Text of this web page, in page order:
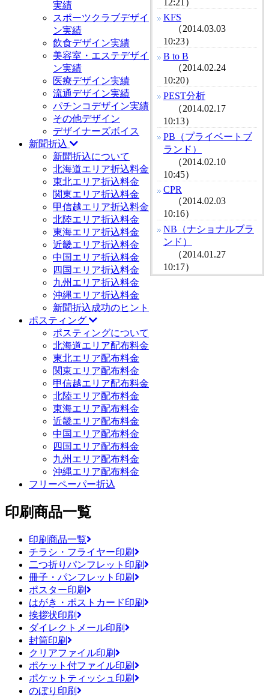
KFS
（2014.03.03
10:23）
B to B
（2014.02.24
10:20）
PEST分析
（2014.02.17
10:13）
PB（プライベートブ
ランド）
（2014.02.10
10:45）
CPR
（2014.02.03
10:16）
NB（ナショナルブラ
ンド）
（2014.01.27
10:17）
実績
スポーツクラブデザイ
ン実績
飲食デザイン実績
美容室・エステデザイ
ン実績
医療デザイン実績
流通デザイン実績
パチンコデザイン実績
その他デザイン
デザイナーズボイス
新聞折込
新聞折込について
北海道エリア折込料金
東北エリア折込料金
関東エリア折込料金
甲信越エリア折込料金
北陸エリア折込料金
東海エリア折込料金
近畿エリア折込料金
中国エリア折込料金
四国エリア折込料金
九州エリア折込料金
沖縄エリア折込料金
新聞折込成功のヒント
ポスティング
ポスティングについて
北海道エリア配布料金
東北エリア配布料金
関東エリア配布料金
甲信越エリア配布料金
北陸エリア配布料金
東海エリア配布料金
近畿エリア配布料金
中国エリア配布料金
四国エリア配布料金
九州エリア配布料金
沖縄エリア配布料金
フリーペーパー折込
印刷商品一覧
印刷商品一覧
チラシ・フライヤー印刷
二つ折りパンフレット印刷
冊子・パンフレット印刷
ポスター印刷
はがき・ポストカード印刷
挨拶状印刷
ダイレクトメール印刷
封筒印刷
クリアファイル印刷
ポケット付ファイル印刷
ポケットティッシュ印刷
のぼり印刷